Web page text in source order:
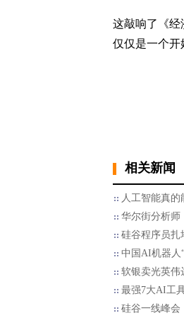
这敲响了《经
仅仅是一个开
相关新闻
人工智能真的
华尔街分析师
硅谷程序员扎
中国AI机器人
软银卖光英伟
最强7大AI工
硅谷一线峰会